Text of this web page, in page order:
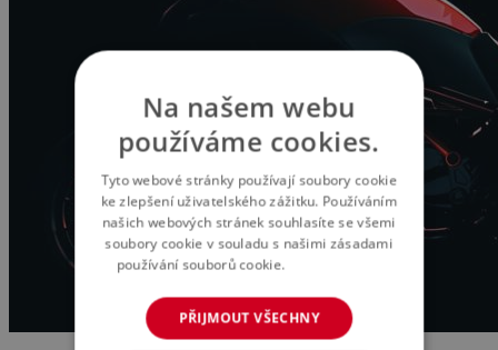
Na našem webu
používáme cookies.
Tyto webové stránky používají soubory cookie
ke zlepšení uživatelského zážitku. Používáním
našich webových stránek souhlasíte se všemi
soubory cookie v souladu s našimi zásadami
používání souborů cookie.
PŘIJMOUT VŠECHNY